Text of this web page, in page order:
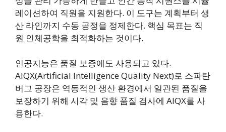
레이션하여 직원을 지원한다. 이 도구는 계획부터 생
산 라인까지 수동 공정을 정제한다. 핵심 목표는 직
원 인체공학을 최적화하는 것이다.
인공지능은 품질 보증에도 사용되고 있다.
AIQX(Artificial Intelligence Quality Next)로 스파탄
버그 공장은 역동적인 생산 환경에서 일관된 품질을
보장하기 위해 시각 및 음향 품질 검사에 AIQX를 사
용한다.